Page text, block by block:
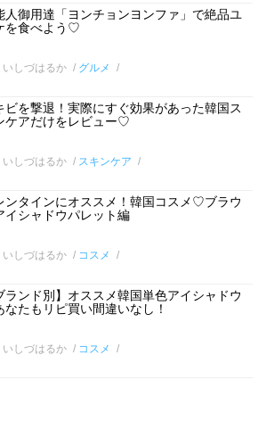
人御用達「ヨンチョンヨンファ」で絶品ユ
を食べよう♡
いしづはるか グルメ
ビを撃退！実際にすぐ効果があった韓国ス
ケアだけをレビュー♡
いしづはるか スキンケア
ンタインにオススメ！韓国コスメ♡ブラウ
イシャドウパレット編
いしづはるか コスメ
ランド別】オススメ韓国単色アイシャドウ
たもリピ買い間違いなし！
いしづはるか コスメ